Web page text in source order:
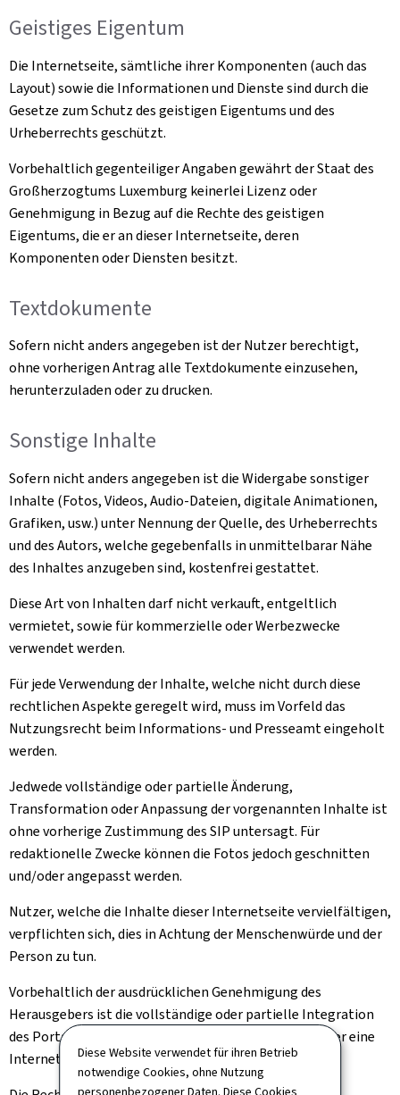
Diese Website verwendet für ihren Betrieb
notwendige Cookies, ohne Nutzung
personenbezogener Daten. Diese Cookies
Geistiges Eigentum
Die Internetseite, sämtliche ihrer Komponenten (auch das
Layout) sowie die Informationen und Dienste sind durch die
Gesetze zum Schutz des geistigen Eigentums und des
Urheberrechts geschützt.
Vorbehaltlich gegenteiliger Angaben gewährt der Staat des
Großherzogtums Luxemburg keinerlei Lizenz oder
Genehmigung in Bezug auf die Rechte des geistigen
Eigentums, die er an dieser Internetseite, deren
Komponenten oder Diensten besitzt.
Textdokumente
Sofern nicht anders angegeben ist der Nutzer berechtigt,
ohne vorherigen Antrag alle Textdokumente einzusehen,
herunterzuladen oder zu drucken.
Sonstige Inhalte
Sofern nicht anders angegeben ist die Widergabe sonstiger
Inhalte (Fotos, Videos, Audio-Dateien, digitale Animationen,
Grafiken, usw.) unter Nennung der Quelle, des Urheberrechts
und des Autors, welche gegebenfalls in unmittelbarar Nähe
des Inhaltes anzugeben sind, kostenfrei gestattet.
Diese Art von Inhalten darf nicht verkauft, entgeltlich
vermietet, sowie für kommerzielle oder Werbezwecke
verwendet werden.
Für jede Verwendung der Inhalte, welche nicht durch diese
rechtlichen Aspekte geregelt wird, muss im Vorfeld das
Nutzungsrecht beim Informations- und Presseamt eingeholt
werden.
Jedwede vollständige oder partielle Änderung,
Transformation oder Anpassung der vorgenannten Inhalte ist
ohne vorherige Zustimmung des SIP untersagt. Für
redaktionelle Zwecke können die Fotos jedoch geschnitten
und/oder angepasst werden.
Nutzer, welche die Inhalte dieser Internetseite vervielfältigen,
verpflichten sich, dies in Achtung der Menschenwürde und der
Person zu tun.
Vorbehaltlich der ausdrücklichen Genehmigung des
Herausgebers ist die vollständige oder partielle Integration
des Portals gouvernement.lu in ein anderes Portal oder eine
Internetseite untersagt.